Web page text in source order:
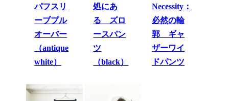
パフスリ
ーブプル
オーバー
（antique
white）
処にあ
る ズロ
ースパン
ツ
（black）
Necessity：
必然の輪
郭 ギャ
ザーワイ
ドパンツ